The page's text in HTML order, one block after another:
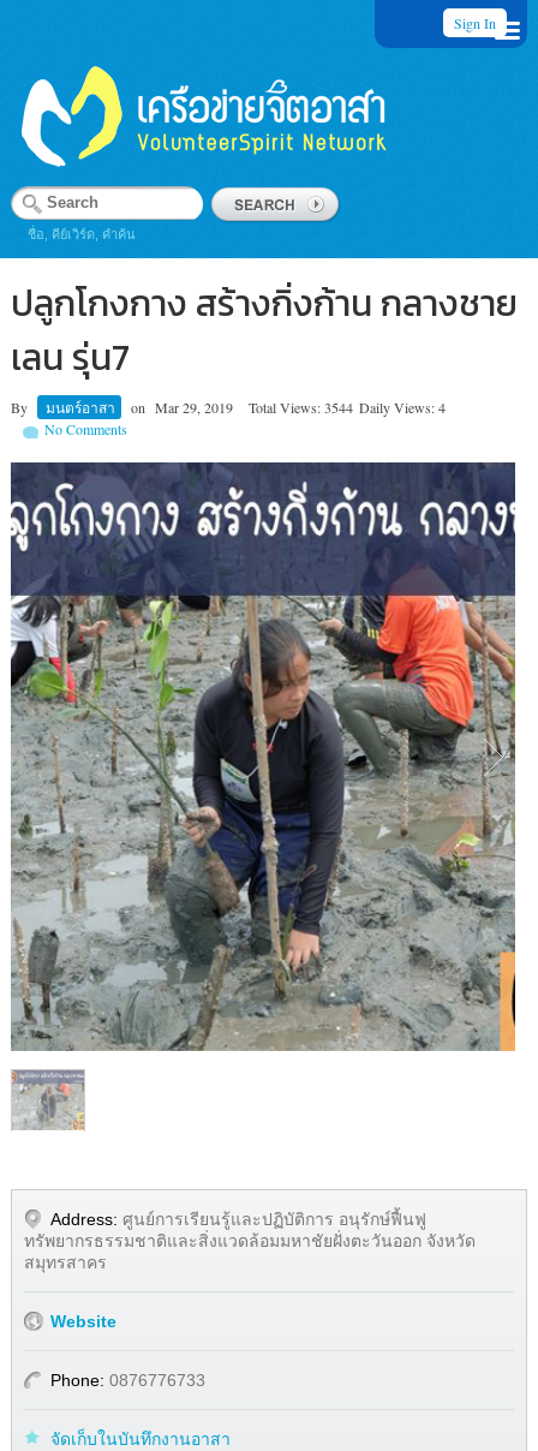
Sign In
ชื่อ, คีย์เวิร์ด, คำค้น
ปลูกโกงกาง สร้างกิ่งก้าน กลางชาย
เลน รุ่น7
By มนตร์อาสา on Mar 29, 2019 Total Views: 3544 Daily Views: 4
No Comments
1/1
Address: ศูนย์การเรียนรู้และปฏิบัติการ อนุรักษ์ฟื้นฟู
ทรัพยากรธรรมชาติและสิ่งแวดล้อมมหาชัยฝั่งตะวันออก จังหวัด
สมุทรสาคร
Website
Phone: 0876776733
จัดเก็บในบันทึกงานอาสา